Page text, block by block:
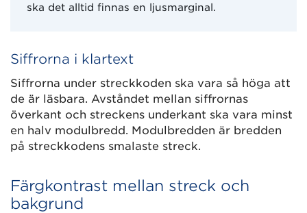
ska det alltid finnas en ljusmarginal.
Siffrorna i klartext
Siffrorna under streckkoden ska vara så höga att
de är läsbara. Avståndet mellan siffrornas
överkant och streckens underkant ska vara minst
en halv modulbredd. Modulbredden är bredden
på streckkodens smalaste streck.
Färgkontrast mellan streck och
bakgrund